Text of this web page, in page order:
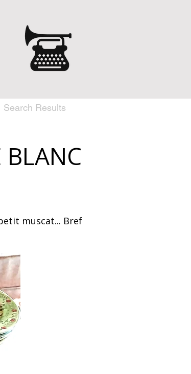
muscat... Bref
Search Results